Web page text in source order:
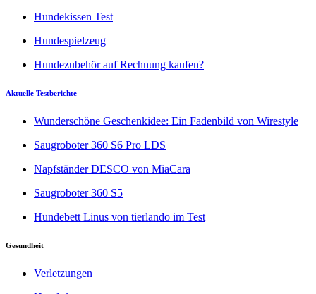
Hundekissen Test
Hundespielzeug
Hundezubehör auf Rechnung kaufen?
Aktuelle Testberichte
Wunderschöne Geschenkidee: Ein Fadenbild von Wirestyle
Saugroboter 360 S6 Pro LDS
Napfständer DESCO von MiaCara
Saugroboter 360 S5
Hundebett Linus von tierlando im Test
Gesundheit
Verletzungen